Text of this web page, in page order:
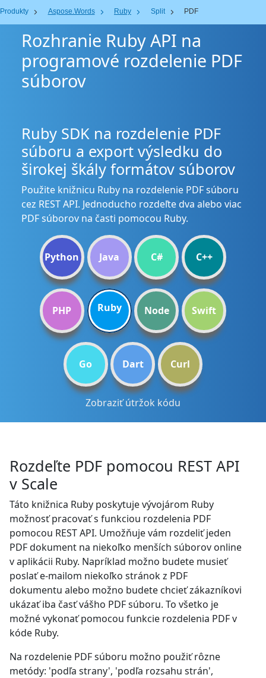
Produkty Aspose.Words Ruby Split PDF
Rozhranie Ruby API na
programové rozdelenie PDF
súborov
Ruby SDK na rozdelenie PDF
súboru a export výsledku do
širokej škály formátov súborov
Použite knižnicu Ruby na rozdelenie PDF súboru
cez REST API. Jednoducho rozdeľte dva alebo viac
PDF súborov na časti pomocou Ruby.
Python Java C# C++
PHP Ruby Node Swift
Go Dart Curl
Zobraziť útržok kódu
Rozdeľte PDF pomocou REST API
v Scale
Táto knižnica Ruby poskytuje vývojárom Ruby
možnosť pracovať s funkciou rozdelenia PDF
pomocou REST API. Umožňuje vám rozdeliť jeden
PDF dokument na niekoľko menších súborov online
v aplikácii Ruby. Napríklad možno budete musieť
poslať e-mailom niekoľko stránok z PDF
dokumentu alebo možno budete chcieť zákazníkovi
ukázať iba časť vášho PDF súboru. To všetko je
možné vykonať pomocou funkcie rozdelenia PDF v
kóde Ruby.
Na rozdelenie PDF súboru možno použiť rôzne
metódy: 'podľa strany', 'podľa rozsahu strán',